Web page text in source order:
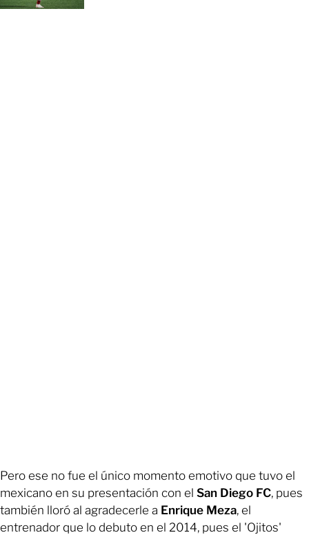
Pero ese no fue el único momento emotivo que tuvo el
mexicano en su presentación con el San Diego FC, pues
también lloró al agradecerle a Enrique Meza, el
entrenador que lo debuto en el 2014, pues el 'Ojitos'